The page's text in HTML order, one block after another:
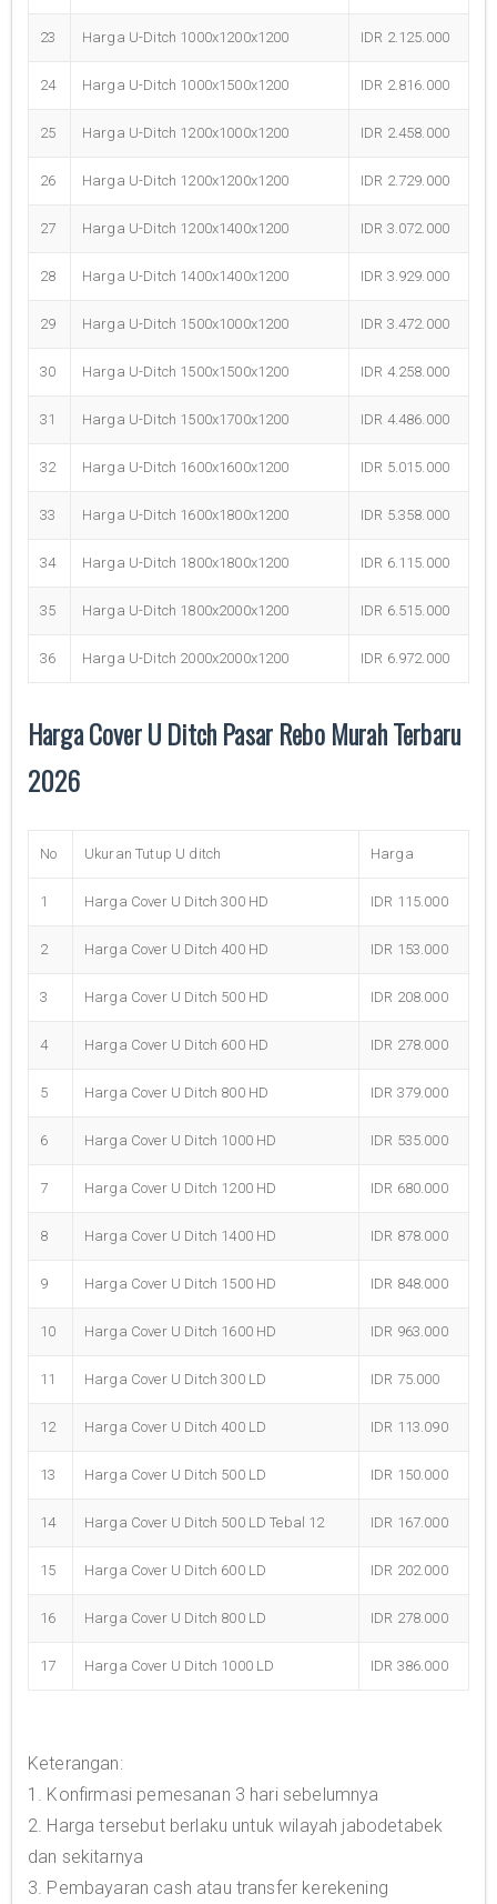
23 Harga U-Ditch 1000x1200x1200 IDR 2.125.000
24 Harga U-Ditch 1000x1500x1200 IDR 2.816.000
25 Harga U-Ditch 1200x1000x1200 IDR 2.458.000
26 Harga U-Ditch 1200x1200x1200 IDR 2.729.000
27 Harga U-Ditch 1200x1400x1200 IDR 3.072.000
28 Harga U-Ditch 1400x1400x1200 IDR 3.929.000
29 Harga U-Ditch 1500x1000x1200 IDR 3.472.000
30 Harga U-Ditch 1500x1500x1200 IDR 4.258.000
31 Harga U-Ditch 1500x1700x1200 IDR 4.486.000
32 Harga U-Ditch 1600x1600x1200 IDR 5.015.000
33 Harga U-Ditch 1600x1800x1200 IDR 5.358.000
34 Harga U-Ditch 1800x1800x1200 IDR 6.115.000
35 Harga U-Ditch 1800x2000x1200 IDR 6.515.000
36 Harga U-Ditch 2000x2000x1200 IDR 6.972.000
Harga Cover U Ditch Pasar Rebo Murah Terbaru
2026
No Ukuran Tutup U ditch Harga
1 Harga Cover U Ditch 300 HD IDR 115.000
2 Harga Cover U Ditch 400 HD IDR 153.000
3 Harga Cover U Ditch 500 HD IDR 208.000
4 Harga Cover U Ditch 600 HD IDR 278.000
5 Harga Cover U Ditch 800 HD IDR 379.000
6 Harga Cover U Ditch 1000 HD IDR 535.000
7 Harga Cover U Ditch 1200 HD IDR 680.000
8 Harga Cover U Ditch 1400 HD IDR 878.000
9 Harga Cover U Ditch 1500 HD IDR 848.000
10 Harga Cover U Ditch 1600 HD IDR 963.000
11 Harga Cover U Ditch 300 LD IDR 75.000
12 Harga Cover U Ditch 400 LD IDR 113.090
13 Harga Cover U Ditch 500 LD IDR 150.000
14 Harga Cover U Ditch 500 LD Tebal 12 IDR 167.000
15 Harga Cover U Ditch 600 LD IDR 202.000
16 Harga Cover U Ditch 800 LD IDR 278.000
17 Harga Cover U Ditch 1000 LD IDR 386.000
Keterangan:
1. Konfirmasi pemesanan 3 hari sebelumnya
2. Harga tersebut berlaku untuk wilayah jabodetabek
dan sekitarnya
3. Pembayaran cash atau transfer kerekening